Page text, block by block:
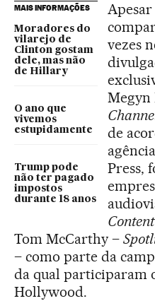
MAIS INFORMAÇÕES
Moradores do
vilarejo de
Clinton gostam
dele, mas não
de Hillary
O ano que
vivemos
estupidamente
Trump pode
não ter pagado
impostos
durante 18 anos
vezes
de
Press,
Content
Tom McCarthy –
– como parte da
da qual participaram
Hollywood.